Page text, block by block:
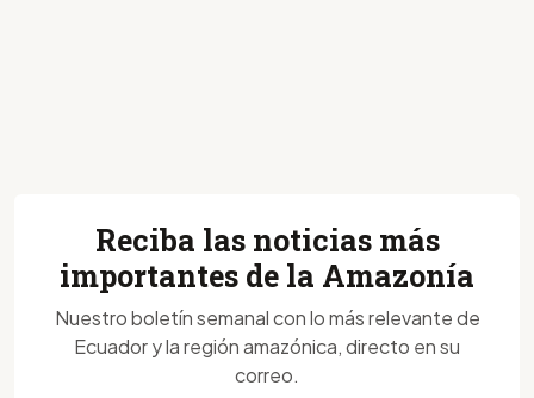
Reciba las noticias más
importantes de la Amazonía
Nuestro boletín semanal con lo más relevante de
Ecuador y la región amazónica, directo en su
correo.